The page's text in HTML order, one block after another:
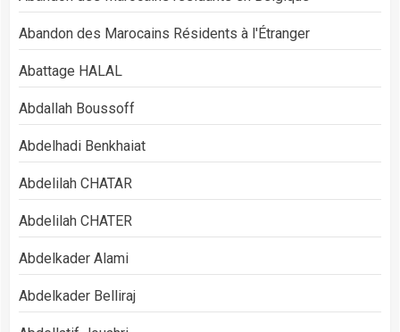
Abandon des Marocains Résidents à l'Étranger
Abattage HALAL
Abdallah Boussoff
Abdelhadi Benkhaiat
Abdelilah CHATAR
Abdelilah CHATER
Abdelkader Alami
Abdelkader Belliraj